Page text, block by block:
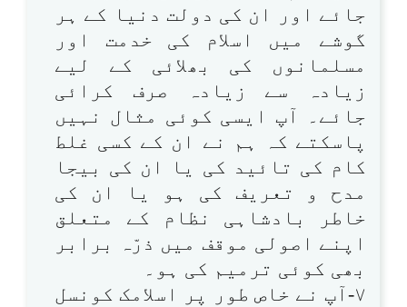
جائے اور ان کی دولت دنیا کے ہر
گوشے میں اسلام کی خدمت اور
مسلمانوں کی بھلائی کے لیے
زیادہ سے زیادہ صرف کرائی
جائے۔ آپ ایسی کوئی مثال نہیں
پاسکتے کہ ہم نے ان کے کسی غلط
کام کی تائید کی یا ان کی بیجا
مدح و تعریف کی ہو یا ان کی
خاطر بادشاہی نظام کے متعلق
اپنے اصولی موقف میں ذرّہ برابر
بھی کوئی ترمیم کی ہو۔
۷-آپ نے خاص طور پر اسلامک کونسل